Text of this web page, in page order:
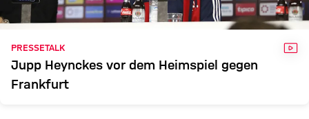
PRESSETALK
Jupp Heynckes vor dem Heimspiel gegen
Frankfurt